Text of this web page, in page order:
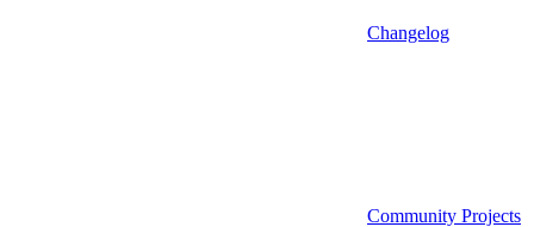
Changelog
Community Projects